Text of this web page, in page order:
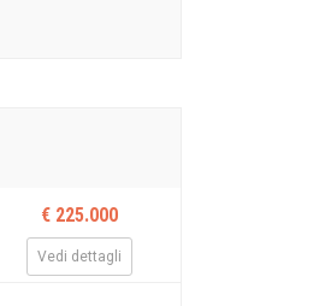
€ 225.000
Vedi dettagli